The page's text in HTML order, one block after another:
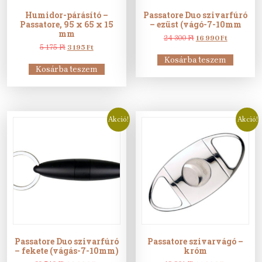
Humidor-párásító –
Passatore, 95 x 65 x 15
mm
5 175Ft Original
was:
5
3 195 FtCurrent
is:
3
Kosárba teszem
Passatore Duo szivarfúró
– ezüst (vágó-7-10mm
24 300Ft Original
was:
24
16 990FtCurrent
is:
16
Kosárba teszem
Akció!
Passatore Duo szivarfúró
– fekete (vágás-7-10mm)
Akció!
Passatore szivarvágó –
króm